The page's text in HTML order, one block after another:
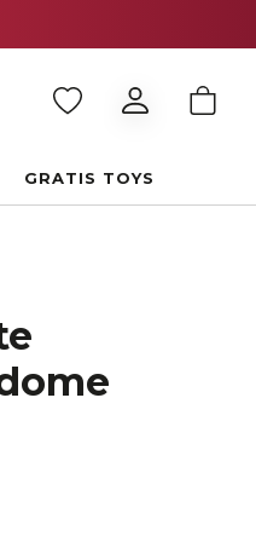
GRATIS TOYS